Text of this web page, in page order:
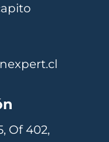
Of 402,